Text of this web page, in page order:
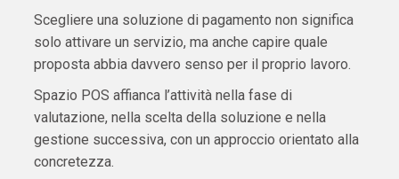
Scegliere una soluzione di pagamento non significa
solo attivare un servizio, ma anche capire quale
proposta abbia davvero senso per il proprio lavoro.
Spazio POS affianca l’attività nella fase di
valutazione, nella scelta della soluzione e nella
gestione successiva, con un approccio orientato alla
concretezza.